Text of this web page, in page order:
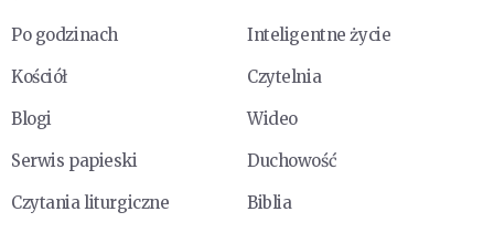
Po godzinach
Inteligentne życie
Kościół
Czytelnia
Blogi
Wideo
Serwis papieski
Duchowość
Czytania liturgiczne
Biblia